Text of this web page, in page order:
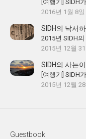
[여행기] SIDH
2016년 1월 8일
SIDH의 낙서
2015년 SIDH
2015년 12월 31
SIDH의 사는
[여행기] SIDH
2015년 12월 28
Guestbook